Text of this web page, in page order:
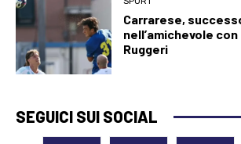
Carrarese,
nell’amichevole
Ruggeri
SEGUICI SUI SOCIAL